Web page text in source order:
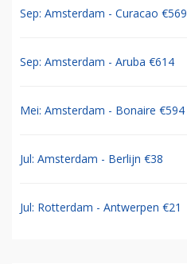
Sep: Amsterdam - Curacao €569
Sep: Amsterdam - Aruba €614
Mei: Amsterdam - Bonaire €594
Jul: Amsterdam - Berlijn €38
Jul: Rotterdam - Antwerpen €21